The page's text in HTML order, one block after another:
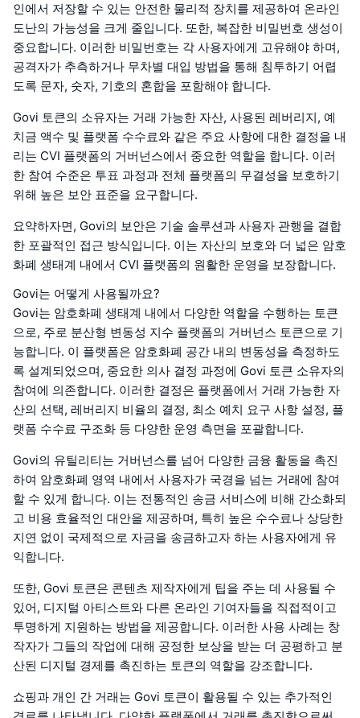
인에서 저장할 수 있는 안전한 물리적 장치를 제공하여 온라인
도난의 가능성을 크게 줄입니다. 또한, 복잡한 비밀번호 생성이
중요합니다. 이러한 비밀번호는 각 사용자에게 고유해야 하며,
공격자가 추측하거나 무차별 대입 방법을 통해 침투하기 어렵
도록 문자, 숫자, 기호의 혼합을 포함해야 합니다.
Govi 토큰의 소유자는 거래 가능한 자산, 사용된 레버리지, 예
치금 액수 및 플랫폼 수수료와 같은 주요 사항에 대한 결정을 내
리는 CVI 플랫폼의 거버넌스에서 중요한 역할을 합니다. 이러
한 참여 수준은 투표 과정과 전체 플랫폼의 무결성을 보호하기
위해 높은 보안 표준을 요구합니다.
요약하자면, Govi의 보안은 기술 솔루션과 사용자 관행을 결합
한 포괄적인 접근 방식입니다. 이는 자산의 보호와 더 넓은 암호
화폐 생태계 내에서 CVI 플랫폼의 원활한 운영을 보장합니다.
Govi는 어떻게 사용될까요?
Govi는 암호화폐 생태계 내에서 다양한 역할을 수행하는 토큰
으로, 주로 분산형 변동성 지수 플랫폼의 거버넌스 토큰으로 기
능합니다. 이 플랫폼은 암호화폐 공간 내의 변동성을 측정하도
록 설계되었으며, 중요한 의사 결정 과정에 Govi 토큰 소유자의
참여에 의존합니다. 이러한 결정은 플랫폼에서 거래 가능한 자
산의 선택, 레버리지 비율의 결정, 최소 예치 요구 사항 설정, 플
랫폼 수수료 구조화 등 다양한 운영 측면을 포괄합니다.
Govi의 유틸리티는 거버넌스를 넘어 다양한 금융 활동을 촉진
하여 암호화폐 영역 내에서 사용자가 국경을 넘는 거래에 참여
할 수 있게 합니다. 이는 전통적인 송금 서비스에 비해 간소화되
고 비용 효율적인 대안을 제공하며, 특히 높은 수수료나 상당한
지연 없이 국제적으로 자금을 송금하고자 하는 사용자에게 유
익합니다.
또한, Govi 토큰은 콘텐츠 제작자에게 팁을 주는 데 사용될 수
있어, 디지털 아티스트와 다른 온라인 기여자들을 직접적이고
투명하게 지원하는 방법을 제공합니다. 이러한 사용 사례는 창
작자가 그들의 작업에 대해 공정한 보상을 받는 더 공평하고 분
산된 디지털 경제를 촉진하는 토큰의 역할을 강조합니다.
쇼핑과 개인 간 거래는 Govi 토큰이 활용될 수 있는 추가적인